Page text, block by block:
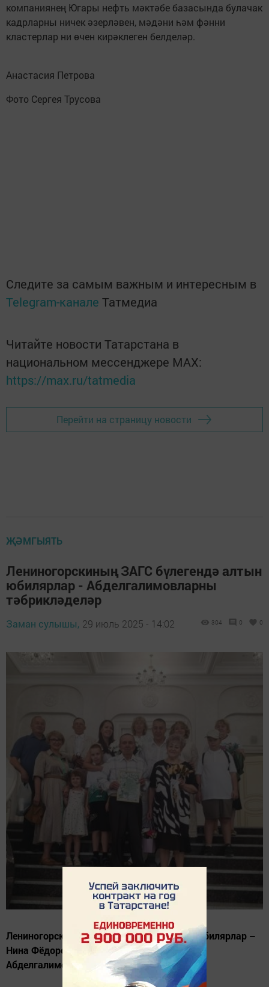
компаниянең Югары нефть мәктәбе базасында булачак
кадрларны ничек әзерләвен, мәдәни һәм фәнни
кластерлар ни өчен кирәклеген белделәр.
Анастасия Петрова
Фото Сергея Трусова
Следите за самым важным и интересным в
Telegram-канале Татмедиа
Читайте новости Татарстана в
национальном мессенджере MАХ:
https://max.ru/tatmedia
Перейти на страницу новости
ҖӘМГЫЯТЬ
Лениногорскиның ЗАГС бүлегендә алтын
юбилярлар - Абделгалимовларны
тәбрикләделәр
Заман сулышы, 29 июль 2025 - 14:02 304 0 0
Лениногорскиның ЗАГС бүлегендә алтын юбилярлар –
Нина Фёдоровна һәм Морат Вәли улы
Абделгалимовларны тәбрикләделәр.